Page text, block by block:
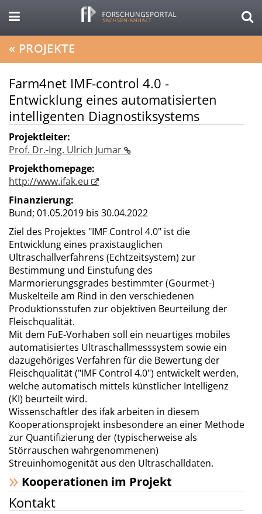
« PROJEKTE
Farm4net IMF-control 4.0 -
Entwicklung eines automatisierten
intelligenten Diagnostiksystems
Projektleiter:
Prof. Dr.-Ing. Ulrich Jumar
Projekthomepage:
http://www.ifak.eu
Finanzierung:
Bund; 01.05.2019 bis 30.04.2022
Ziel des Projektes "IMF Control 4.0" ist die
Entwicklung eines praxistauglichen
Ultraschallverfahrens (Echtzeitsystem) zur
Bestimmung und Einstufung des
Marmorierungsgrades bestimmter (Gourmet-)
Muskelteile am Rind in den verschiedenen
Produktionsstufen zur objektiven Beurteilung der
Fleischqualität.
Mit dem FuE-Vorhaben soll ein neuartiges mobiles
automatisiertes Ultraschallmesssystem sowie ein
dazugehöriges Verfahren für die Bewertung der
Fleischqualität ("IMF Control 4.0") entwickelt werden,
welche automatisch mittels künstlicher Intelligenz
(KI) beurteilt wird.
Wissenschaftler des ifak arbeiten in diesem
Kooperationsprojekt insbesondere an einer Methode
zur Quantifizierung der (typischerweise als
Störrauschen wahrgenommenen)
Streuinhomogenität aus den Ultraschalldaten.
Kooperationen im Projekt
Kontakt